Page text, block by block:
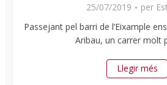
25/07/2019 per
Passejant pel barri de l’Eixample
Aribau, un carrer molt
Llegir més